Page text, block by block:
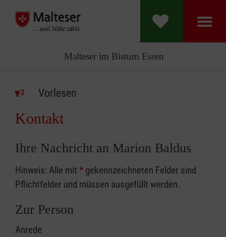
Malteser im Bistum Essen
Vorlesen
Kontakt
Ihre Nachricht an Marion Baldus
Hinweis: Alle mit * gekennzeichneten Felder sind
Pflichtfelder und müssen ausgefüllt werden.
Zur Person
Anrede